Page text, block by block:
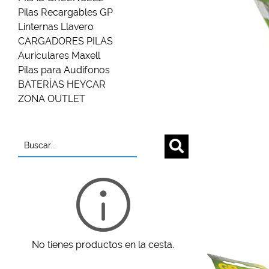
Pilas Recargables GP
Linternas Llavero
CARGADORES PILAS
Auriculares Maxell
Pilas para Audífonos
BATERÍAS HEYCAR
ZONA OUTLET
Buscar...
No tienes productos en la cesta.